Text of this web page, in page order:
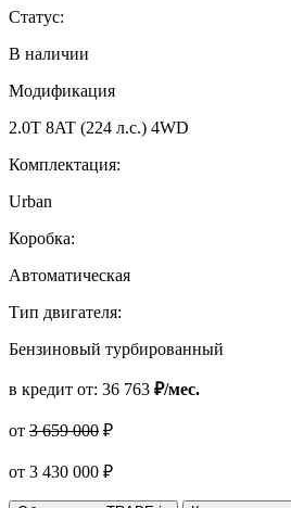
Статус:
В наличии
Модификация
2.0T 8AT (224 л.с.) 4WD
Комплектация:
Urban
Коробка:
Автоматическая
Тип двигателя:
Бензиновый турбированный
в кредит от: 36 763 ₽/мес.
от 3 659 000 ₽
от 3 430 000 ₽